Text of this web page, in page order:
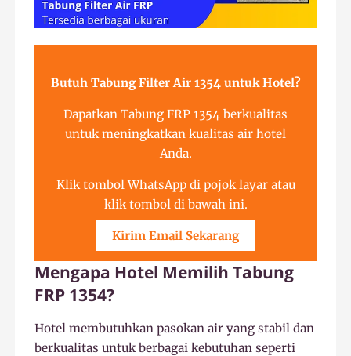
Butuh Tabung Filter Air 1354 untuk Hotel?
Dapatkan Tabung FRP 1354 berkualitas
untuk meningkatkan kualitas air hotel
Anda.
Klik tombol WhatsApp di pojok layar atau
klik tombol di bawah ini.
Kirim Email Sekarang
Mengapa Hotel Memilih Tabung
FRP 1354?
Hotel membutuhkan pasokan air yang stabil dan
berkualitas untuk berbagai kebutuhan seperti